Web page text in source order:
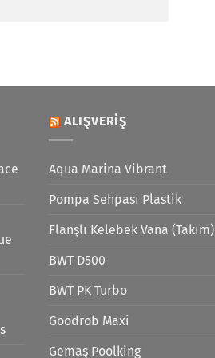
ALIŞVERIŞ
Aqua Marina Vibrant
Pompa Sehpası Plastik
Flanşlı Kelebek Vana (Takım)
BWT D500
BWT PK Turbo
Goodrob Maxi
Gemaş Poolking